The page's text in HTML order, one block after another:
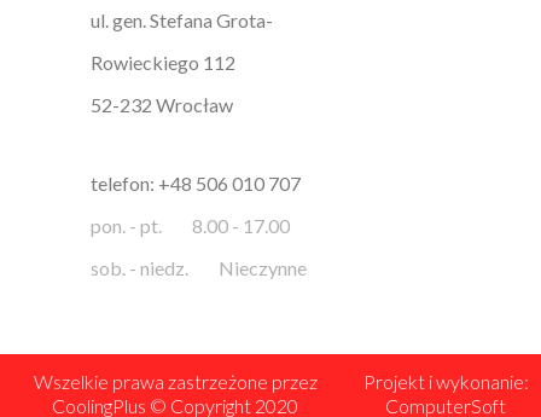
ul. gen. Stefana Grota-
Rowieckiego 112
52-232 Wrocław
telefon: +48 506 010 707
pon. - pt.
8.00 - 17.00
sob. - niedz.
Nieczynne
Wszelkie prawa zastrzeżone przez
CoolingPlus © Copyright 2020
Projekt i wykonanie:
ComputerSoft